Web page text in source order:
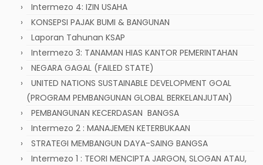
Intermezo 4: IZIN USAHA
KONSEPSI PAJAK BUMI & BANGUNAN
Laporan Tahunan KSAP
Intermezo 3: TANAMAN HIAS KANTOR PEMERINTAHAN
NEGARA GAGAL (FAILED STATE)
UNITED NATIONS SUSTAINABLE DEVELOPMENT GOAL
(PROGRAM PEMBANGUNAN GLOBAL BERKELANJUTAN)
PEMBANGUNAN KECERDASAN BANGSA
Intermezo 2 : MANAJEMEN KETERBUKAAN
STRATEGI MEMBANGUN DAYA-SAING BANGSA
Intermezo 1 : TEORI MENCIPTA JARGON, SLOGAN ATAU,